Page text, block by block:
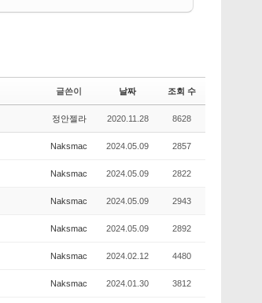
글쓴이 날짜 조회 수
정안젤라 2020.11.28 8628
Naksmac 2024.05.09 2857
Naksmac 2024.05.09 2822
Naksmac 2024.05.09 2943
Naksmac 2024.05.09 2892
Naksmac 2024.02.12 4480
Naksmac 2024.01.30 3812